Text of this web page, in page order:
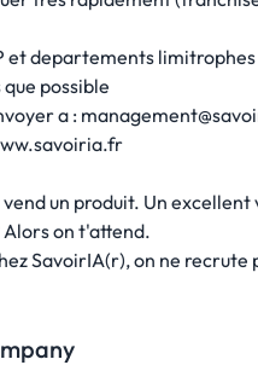
et departements
possible
a :
un produit. Un
Alors on t'attend.
SavoirIA(r), on ne recrute